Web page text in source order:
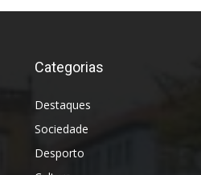
Categorias
Destaques
Sociedade
Desporto